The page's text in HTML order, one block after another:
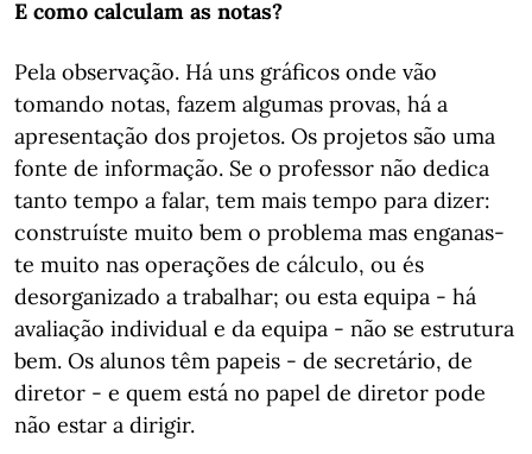
E como calculam as notas?
Pela observação. Há uns gráficos onde vão
tomando notas, fazem algumas provas, há a
apresentação dos projetos. Os projetos são uma
fonte de informação. Se o professor não dedica
tanto tempo a falar, tem mais tempo para dizer:
construíste muito bem o problema mas enganas-
te muito nas operações de cálculo, ou és
desorganizado a trabalhar; ou esta equipa - há
avaliação individual e da equipa - não se estrutura
bem. Os alunos têm papeis - de secretário, de
diretor - e quem está no papel de diretor pode
não estar a dirigir.